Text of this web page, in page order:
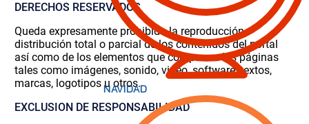
DERECHOS RESERVADOS
Queda expresamente prohibida la reproducción,
distribución total o parcial de los contenidos del portal
así como de los elementos que componen las páginas
tales como imágenes, sonido, video, software, textos,
marcas, logotipos u otros.
EXCLUSION DE RESPONSABILIDAD